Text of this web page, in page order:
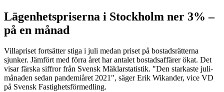
Lägenhetspriserna i Stockholm ner 3% –
på en månad
Villapriset fortsätter stiga i juli medan priset på bostadsrätterna
sjunker. Jämfört med förra året har antalet bostadsaffärer ökat. Det
visar färska siffror från Svensk Mäklarstatistik. "Den starkaste juli-
månaden sedan pandemiåret 2021", säger Erik Wikander, vice VD
på Svensk Fastighetsförmedling.